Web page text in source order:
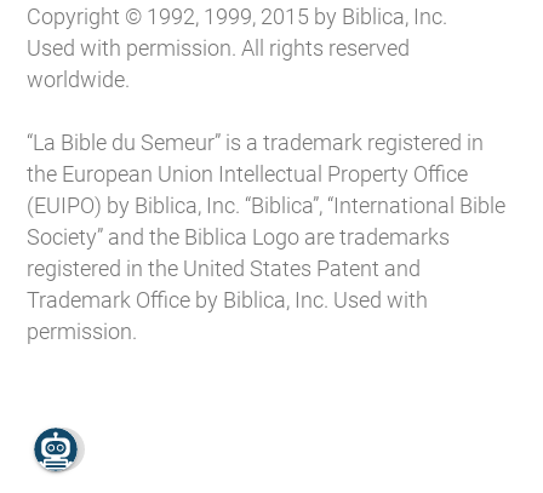
Copyright © 1992, 1999, 2015 by Biblica, Inc.
Used with permission. All rights reserved
worldwide.
“La Bible du Semeur” is a trademark registered in
the European Union Intellectual Property Office
(EUIPO) by Biblica, Inc. “Biblica”, “International Bible
Society” and the Biblica Logo are trademarks
registered in the United States Patent and
Trademark Office by Biblica, Inc. Used with
permission.